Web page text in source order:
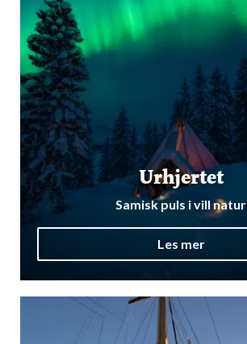
Urhjertet
Samisk puls i vill natur
Les mer